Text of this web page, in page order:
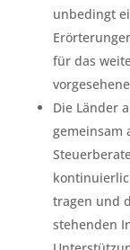
unbedingt
für das
Die Länder
gemeinsam
tragen und
stehenden